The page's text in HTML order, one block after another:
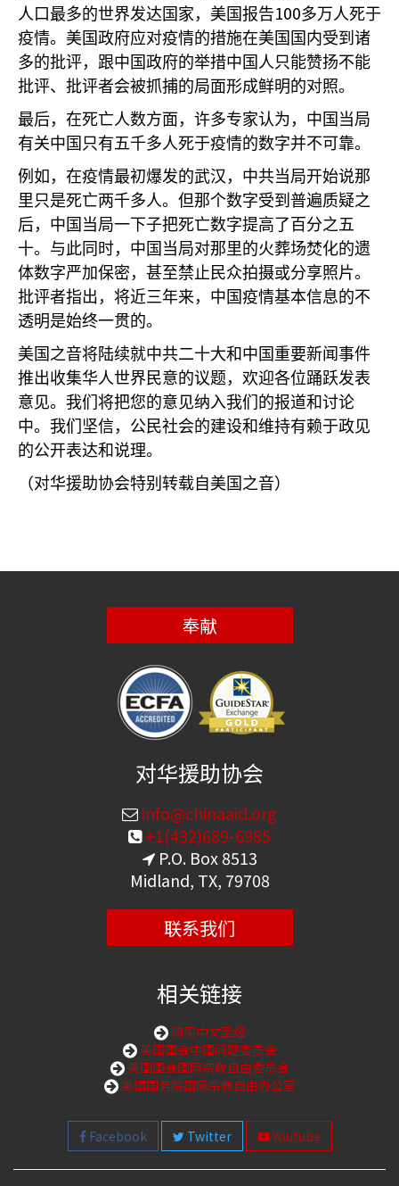
人口最多的世界发达国家，美国报告100多万人死于
疫情。美国政府应对疫情的措施在美国国内受到诸
多的批评，跟中国政府的举措中国人只能赞扬不能
批评、批评者会被抓捕的局面形成鲜明的对照。
最后，在死亡人数方面，许多专家认为，中国当局
有关中国只有五千多人死于疫情的数字并不可靠。
例如，在疫情最初爆发的武汉，中共当局开始说那
里只是死亡两千多人。但那个数字受到普遍质疑之
后，中国当局一下子把死亡数字提高了百分之五
十。与此同时，中国当局对那里的火葬场焚化的遗
体数字严加保密，甚至禁止民众拍摄或分享照片。
批评者指出，将近三年来，中国疫情基本信息的不
透明是始终一贯的。
美国之音将陆续就中共二十大和中国重要新闻事件
推出收集华人世界民意的议题，欢迎各位踊跃发表
意见。我们将把您的意见纳入我们的报道和讨论
中。我们坚信，公民社会的建设和维持有赖于政见
的公开表达和说理。
（对华援助协会特别转载自美国之音）
奉献
对华援助协会
info@chinaaid.org
+1(432)689-6985
P.O. Box 8513
Midland, TX, 79708
联系我们
相关链接
购买中文圣经
美国国会中国问题委员会
美国国会国际宗教自由委员会
美国国务院国际宗教自由办公室
Facebook Twitter Youtube